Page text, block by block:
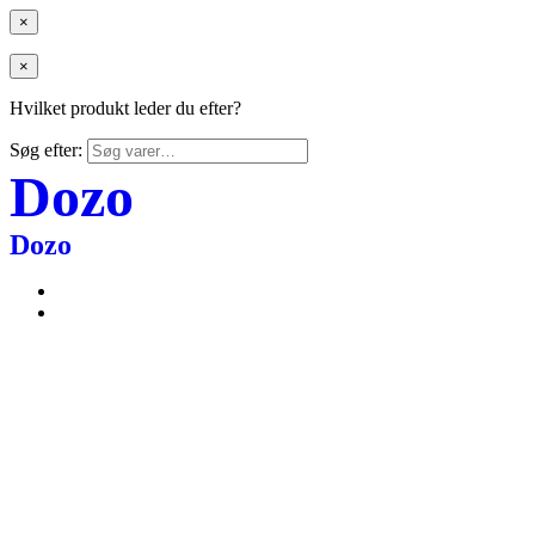
×
×
Hvilket produkt leder du efter?
Søg efter:
Dozo
Dozo